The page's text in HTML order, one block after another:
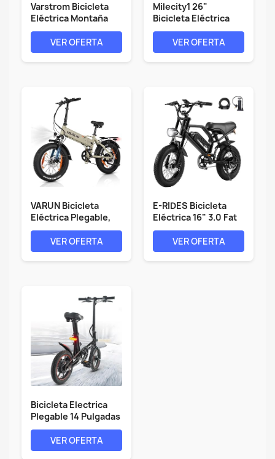
Varstrom Bicicleta
Eléctrica Montaña
Adultos -...
VER OFERTA
Milecity1 26"
Bicicleta Eléctrica
para Adultos,...
VER OFERTA
VARUN Bicicleta
Eléctrica Plegable,
20"*4.0"...
VER OFERTA
E-RIDES Bicicleta
Eléctrica 16" 3.0 Fat
Tire,...
VER OFERTA
Bicicleta Electrica
Plegable 14 Pulgadas
- Bici...
VER OFERTA